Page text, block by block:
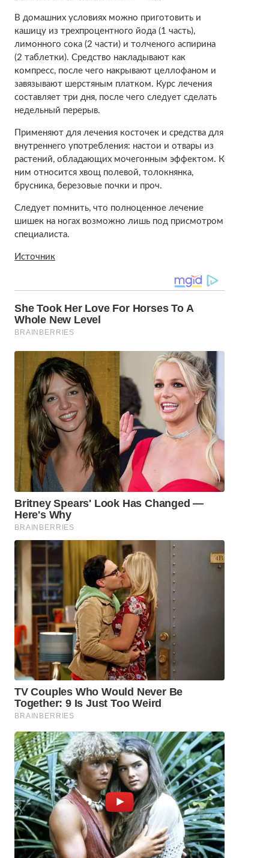
В домашних условиях можно приготовить и
кашицу из трехпроцентного йода (1 часть),
лимонного сока (2 части) и толченого аспирина
(2 таблетки). Средство накладывают как
компресс, после чего накрывают целлофаном и
завязывают шерстяным платком. Курс лечения
составляет три дня, после чего следует сделать
недельный перерыв.
Применяют для лечения косточек и средства для
внутреннего употребления: настои и отвары из
растений, обладающих мочегонным эффектом. К
ним относится хвощ полевой, толокнянка,
брусника, березовые почки и проч.
Следует помнить, что полноценное лечение
шишек на ногах возможно лишь под присмотром
специалиста.
Источник